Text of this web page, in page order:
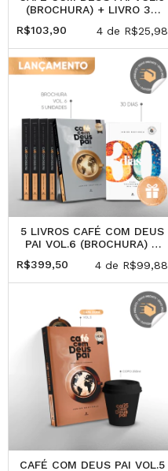
(BROCHURA) + LIVRO 30
SUA VIDA
R$103,90 4 de R$25,98
5 LIVROS CAFÉ COM DEUS
PAI VOL.6 (BROCHURA) +
TRANSFORMAR SUA VIDA
(PRESENTE)
R$399,50 4 de R$99,88
CAFÉ COM DEUS PAI VOL.5